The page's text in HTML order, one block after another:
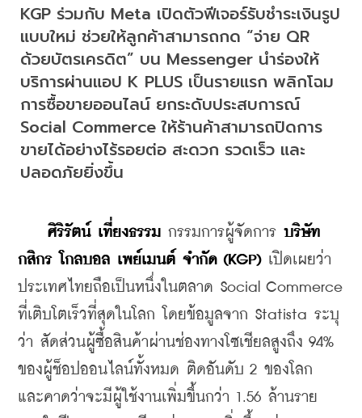
KGP ร่วมกับ Meta เปิดตัวฟีเจอร์รับชำระเงินรูป
แบบใหม่ ช่วยให้ลูกค้าสามารถกด “จ่าย QR
ด้วยบัตรเครดิต” บน Messenger นำร่องให้
บริการผ่านแอป K PLUS เป็นรายแรก พลิกโฉม
การซื้อขายออนไลน์ ยกระดับประสบการณ์
Social Commerce ให้ร้านค้าสามารถปิดการ
ขายได้อย่างไร้รอยต่อ สะดวก รวดเร็ว และ
ปลอดภัยยิ่งขึ้น
ศิริรัตน์ เที่ยงธรรม กรรมการผู้จัดการ บริษัท
กสิกร โกลบอล เพย์เมนต์ จำกัด (KGP) เปิดเผยว่า
ประเทศไทยถือเป็นหนึ่งในตลาด Social Commerce
ที่เติบโตเร็วที่สุดในโลก โดยข้อมูลจาก Statista ระบุ
ว่า สัดส่วนผู้ซื้อสินค้าผ่านช่องทางโซเชียลสูงถึง 94%
ของผู้ช็อปออนไลน์ทั้งหมด ติดอันดับ 2 ของโลก
และคาดว่าจะมีผู้ใช้งานเพิ่มขึ้นกว่า 1.56 ล้านราย